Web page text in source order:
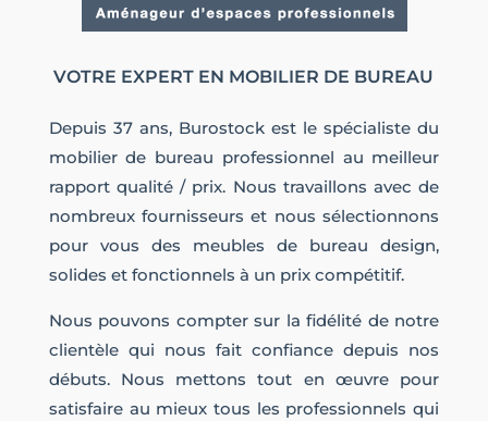
VOTRE EXPERT EN MOBILIER DE BUREAU
Depuis 37 ans, Burostock est le spécialiste du
mobilier de bureau professionnel au meilleur
rapport qualité / prix. Nous travaillons avec de
nombreux fournisseurs et nous sélectionnons
pour vous des meubles de bureau design,
solides et fonctionnels à un prix compétitif.
Nous pouvons compter sur la fidélité de notre
clientèle qui nous fait confiance depuis nos
débuts. Nous mettons tout en œuvre pour
satisfaire au mieux tous les professionnels qui